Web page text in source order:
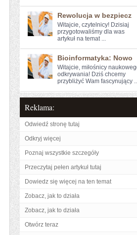
Rewolucja w bezpiecz
Witajcie, czytelnicy! Dzisiaj⁣
przygotowaliśmy dla⁤ was
artykuł na temat ...
Bioinformatyka: Nowo
Witajcie, miłośnicy‌
odkrywania! Dziś⁢ chcemy
przybliżyć Wam fascynujący
Reklama:
Odwiedź stronę tutaj
Odkryj więcej
Poznaj wszystkie szczegóły
Przeczytaj pełen artykuł tutaj
Dowiedz się więcej na ten temat
Zobacz, jak to działa
Zobacz, jak to działa
Otwórz teraz